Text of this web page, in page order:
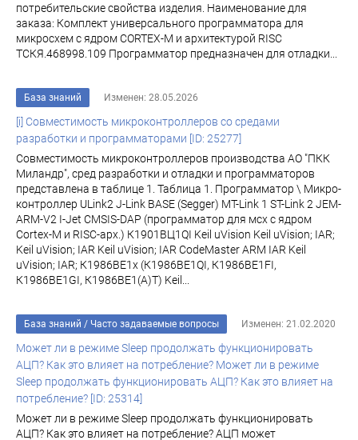
потребительские свойства изделия. Наименование для
заказа: Комплект универсального программатора для
микросхем с ядром CORTEX-M и архитектурой RISC
ТСКЯ.468998.109 Программатор предназначен для отладки...
База знаний Изменен: 28.05.2026
[i] Совместимость микроконтроллеров со средами
разработки и программаторами [ID: 25277]
Совместимость микроконтроллеров производства АО "ПКК
Миландр", сред разработки и отладки и программаторов
представлена в таблице 1. Таблица 1. Программатор \ Микро-
контроллер ULink2 J-Link BASE (Segger) MT-Link 1 ST-Link 2 JEM-
ARM-V2 I-Jet CMSIS-DAP (программатор для мсх с ядром
Cortex-M и RISC-арх.) К1901ВЦ1QI Keil uVision Keil uVision; IAR;
Keil uVision; IAR Keil uVision; IAR CodeMaster ARM IAR Keil
uVision; IAR; К1986ВЕ1x (К1986ВЕ1QI, К1986ВЕ1FI,
К1986ВЕ1GI, К1986ВЕ1(A)T) Keil...
База знаний / Часто задаваемые вопросы Изменен: 21.02.2020
Может ли в режиме Sleep продолжать функционировать
АЦП? Как это влияет на потребление? Может ли в режиме
Sleep продолжать функционировать АЦП? Как это влияет на
потребление? [ID: 25314]
Может ли в режиме Sleep продолжать функционировать
АЦП? Как это влияет на потребление? АЦП может